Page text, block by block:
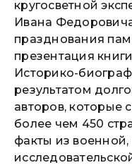
кругосветной
Ивана
празднования
презентация
Историко-
результатом
авторов, которые
более чем 450
факты из военной,